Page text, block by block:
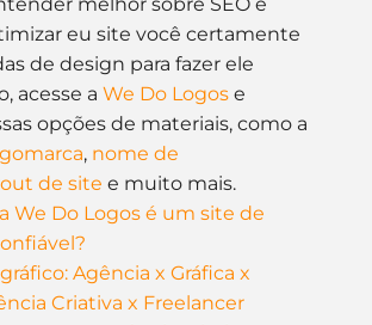
eu site você certamente
de design para fazer ele
acesse a We Do Logos e
opções de materiais, como a
, nome de
de site e muito mais.
We Do Logos é um site de
Agência x Gráfica x
Criativa x Freelancer